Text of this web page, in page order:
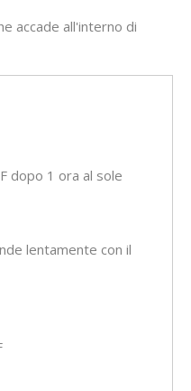
accade all'interno di
dopo 1 ora al sole
lentamente con il